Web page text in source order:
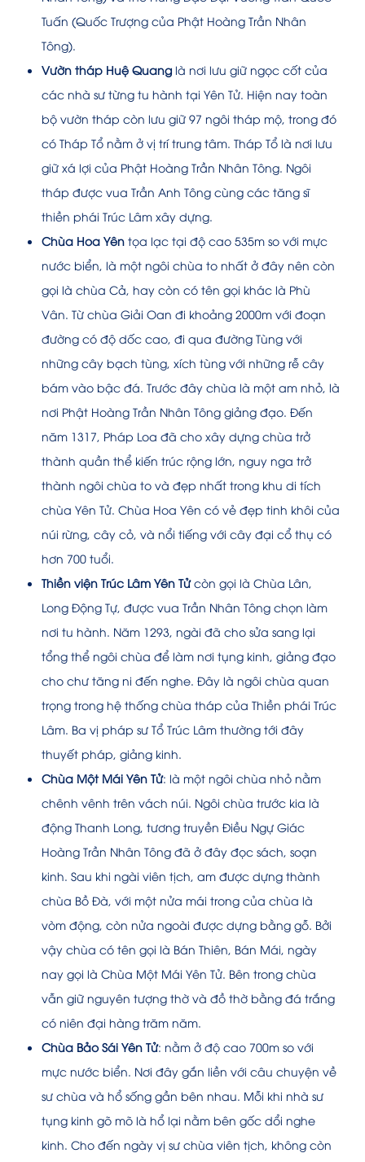
Tuấn (Quốc Trượng của Phật Hoàng Trần Nhân
Tông).
Vườn tháp Huệ Quang là nơi lưu giữ ngọc cốt của
các nhà sư từng tu hành tại Yên Tử. Hiện nay toàn
bộ vườn tháp còn lưu giữ 97 ngôi tháp mộ, trong đó
có Tháp Tổ nằm ở vị trí trung tâm. Tháp Tổ là nơi lưu
giữ xá lợi của Phật Hoàng Trần Nhân Tông. Ngôi
tháp được vua Trần Anh Tông cùng các tăng sĩ
thiền phái Trúc Lâm xây dựng.
Chùa Hoa Yên tọa lạc tại độ cao 535m so với mực
nước biển, là một ngôi chùa to nhất ở đây nên còn
gọi là chùa Cả, hay còn có tên gọi khác là Phù
Vân. Từ chùa Giải Oan đi khoảng 2000m với đoạn
đường có độ dốc cao, đi qua đường Tùng với
những cây bạch tùng, xích tùng với những rễ cây
bám vào bậc đá. Trước đây chùa là một am nhỏ, là
nơi Phật Hoàng Trần Nhân Tông giảng đạo. Đến
năm 1317, Pháp Loa đã cho xây dựng chùa trở
thành quần thể kiến trúc rộng lớn, nguy nga trở
thành ngôi chùa to và đẹp nhất trong khu di tích
chùa Yên Tử. Chùa Hoa Yên có vẻ đẹp tinh khôi của
núi rừng, cây cỏ, và nổi tiếng với cây đại cổ thụ có
hơn 700 tuổi.
Thiền viện Trúc Lâm Yên Tửcòn gọi là Chùa Lân,
Long Động Tự, được vua Trần Nhân Tông chọn làm
nơi tu hành. Năm 1293, ngài đã cho sửa sang lại
tổng thể ngôi chùa để làm nơi tụng kinh, giảng đạo
cho chư tăng ni đến nghe. Đây là ngôi chùa quan
trọng trong hệ thống chùa tháp của Thiền phái Trúc
Lâm. Ba vị pháp sư Tổ Trúc Lâm thường tới đây
thuyết pháp, giảng kinh.
Chùa Một Mái Yên Tử: là một ngôi chùa nhỏ nằm
chênh vênh trên vách núi. Ngôi chùa trước kia là
động Thanh Long, tương truyền Điều Ngự Giác
Hoàng Trần Nhân Tông đã ở đây đọc sách, soạn
kinh. Sau khi ngài viên tịch, am được dựng thành
chùa Bồ Đà, với một nửa mái trong của chùa là
vòm động, còn nửa ngoài được dựng bằng gỗ. Bởi
vậy chùa có tên gọi là Bán Thiên, Bán Mái, ngày
nay gọi là Chùa Một Mái Yên Tử. Bên trong chùa
vẫn giữ nguyên tượng thờ và đồ thờ bằng đá trắng
có niên đại hàng trăm năm.
Chùa Bảo Sái Yên Tử: nằm ở độ cao 700m so với
mực nước biển. Nơi đây gắn liền với câu chuyện về
sư chùa và hổ sống gần bên nhau. Mỗi khi nhà sư
tụng kinh gõ mõ là hổ lại nằm bên gốc dổi nghe
kinh. Cho đến ngày vị sư chùa viên tịch, không còn